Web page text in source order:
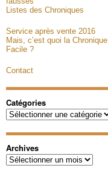
Listes des Chroniques
Service après vente 2016
Mais, c’est quoi la Chronique
Facile ?
Contact
Catégories
Catégories
Archives
Archives